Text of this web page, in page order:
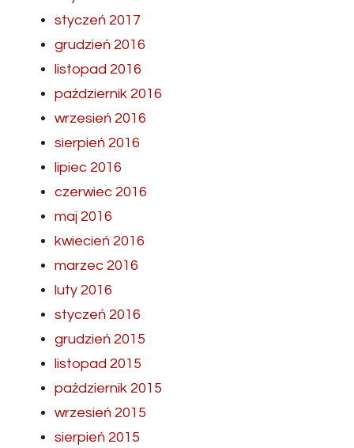
styczeń 2017
grudzień 2016
listopad 2016
październik 2016
wrzesień 2016
sierpień 2016
lipiec 2016
czerwiec 2016
maj 2016
kwiecień 2016
marzec 2016
luty 2016
styczeń 2016
grudzień 2015
listopad 2015
październik 2015
wrzesień 2015
sierpień 2015